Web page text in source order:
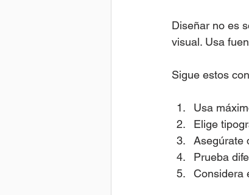
Diseñar no es
visual. Usa
Sigue estos
Usa
Elige
Asegúrate
Prueba
Considera